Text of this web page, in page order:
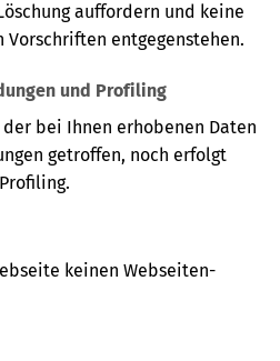
auffordern und keine
entgegenstehen.
und Profiling
bei Ihnen erhobenen Daten
getroffen, noch erfolgt
keinen Webseiten-